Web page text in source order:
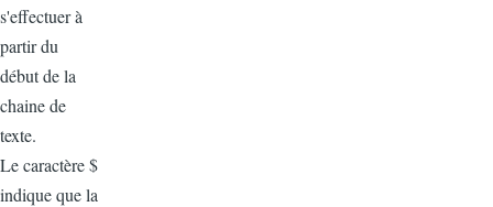
s'effectuer à
partir du
début de la
chaine de
texte.
Le caractère $
indique que la